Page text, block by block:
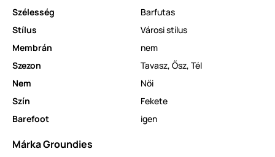
Szélesség
Barfutas
Stílus
Városi stílus
Membrán
nem
Szezon
Tavasz, Ősz, Tél
Nem
Női
Szín
Fekete
Barefoot
igen
Márka Groundies